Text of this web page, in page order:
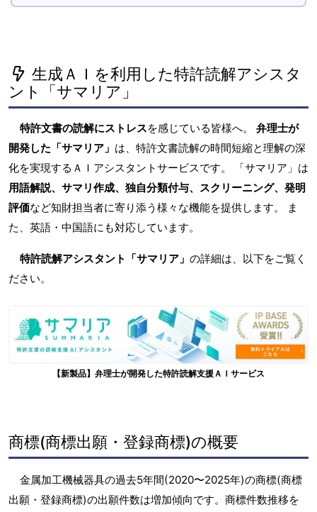
生成ＡＩを利用した特許読解アシスタ
ント「サマリア」
特許文書の読解にストレスを感じている皆様へ。 弁理士が
開発した「サマリア」 は、特許文書読解の時間短縮と理解の深
化を実現するＡＩアシスタントサービスです。 「サマリア」は
用語解説、サマリ作成、独自分類付与、スクリーニング、発明
評価など知財担当者に寄り添う様々な機能を提供します。 ま
た、英語・中国語にも対応しています。
特許読解アシスタント「サマリア」 の詳細は、以下をご覧く
ださい。
【新製品】弁理士が開発した特許読解支援ＡＩサービス
商標(商標出願・登録商標)の概要
金属加工機械器具の過去5年間(2020〜2025年)の商標(商標
出願・登録商標)の出願件数は増加傾向です。商標件数推移を